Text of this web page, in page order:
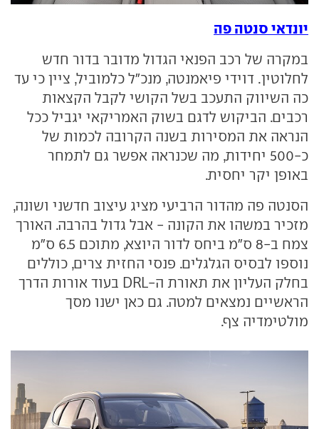
יונדאי סנטה פה
במקרה של רכב הפנאי הגדול מדובר בדור חדש
לחלוטין. דוידי פיאמנטה, מנכ"ל כלמוביל, ציין כי עד
כה השיווק התעכב בשל הקושי לקבל הקצאות
רכבים. הביקוש לדגם בשוק האמריקאי יגביל ככל
הנראה את המסירות בשנה הקרובה לכמות של
כ-500 יחידות, מה שכנראה אפשר גם לתמחר
באופן יקר יחסית.
הסנטה פה מהדור הרביעי מציג עיצוב חדשני ושונה,
מזכיר במשהו את הקונה - אבל גדול בהרבה. האורך
צמח ב-8 ס"מ ביחס לדור היוצא, מתוכם 6.5 ס"מ
נוספו לבסיס הגלגלים. פנסי החזית צרים, כוללים
בחלק העליון את תאורת ה-DRL בעוד אורות הדרך
הראשיים נמצאים למטה. גם כאן ישנו מסך
מולטימדיה צף.